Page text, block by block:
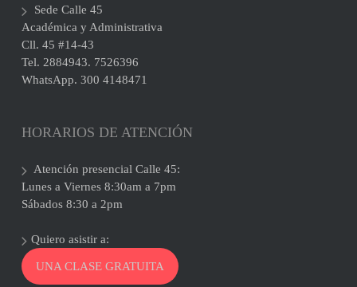
Sede Calle 45
Académica y Administrativa
Cll. 45 #14-43
Tel. 2884943. 7526396
WhatsApp. 300 4148471
HORARIOS DE ATENCIÓN
Atención presencial Calle 45:
Lunes a Viernes 8:30am a 7pm
Sábados 8:30 a 2pm
Quiero asistir a:
UNA CLASE GRATUITA